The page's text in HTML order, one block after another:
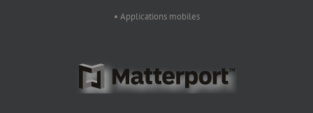
• Applications mobiles